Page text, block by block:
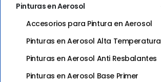
Pinturas en Aerosol
Accesorios para Pintura en Aerosol
Pinturas en Aerosol Alta Temperatura
Pinturas en Aerosol Anti Resbalantes
Pinturas en Aerosol Base Primer